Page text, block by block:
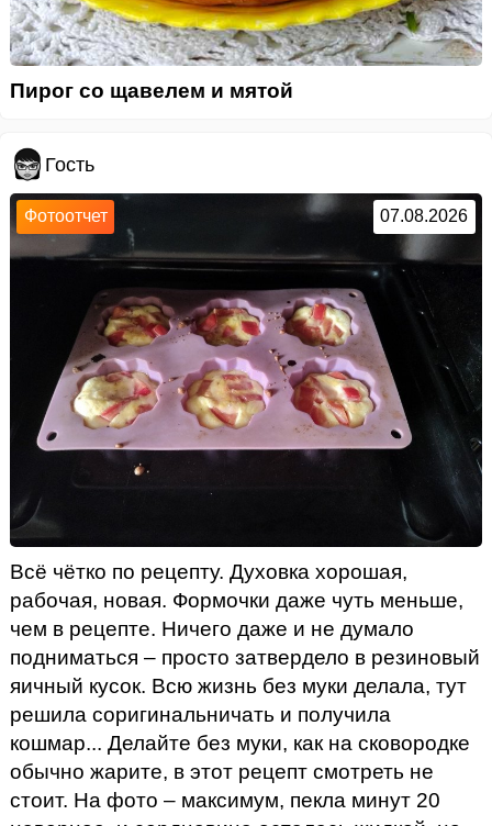
Пирог со щавелем и мятой
Гость
Фотоотчет 07.08.2026
Всё чётко по рецепту. Духовка хорошая,
рабочая, новая. Формочки даже чуть меньше,
чем в рецепте. Ничего даже и не думало
подниматься – просто затвердело в резиновый
яичный кусок. Всю жизнь без муки делала, тут
решила соригинальничать и получила
кошмар... Делайте без муки, как на сковородке
обычно жарите, в этот рецепт смотреть не
стоит. На фото – максимум, пекла минут 20